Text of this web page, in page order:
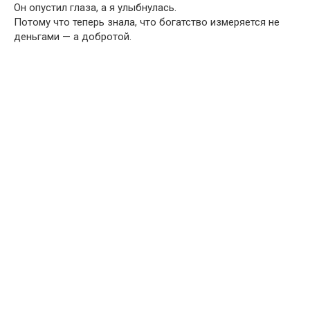
Он опустил глаза, а я улыбнулась.
Потому что теперь знала, что богатство измеряется не
деньгами — а добротой.